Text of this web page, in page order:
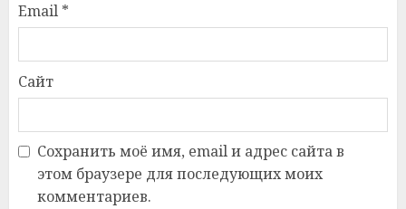
Email *
Сайт
Сохранить моё имя, email и адрес сайта в
этом браузере для последующих моих
комментариев.